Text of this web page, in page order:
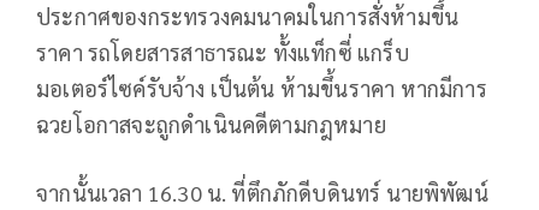
ประกาศของกระทรวงคมนาคมในการสั่งห้ามขึ้น
ราคา รถโดยสารสาธารณะ ทั้งแท็กซี่ แกร็บ
มอเตอร์ไซค์รับจ้าง เป็นต้น ห้ามขึ้นราคา หากมีการ
ฉวยโอกาสจะถูกดำเนินคดีตามกฎหมาย
จากนั้นเวลา 16.30 น. ที่ตึกภักดีบดินทร์ นายพิพัฒน์